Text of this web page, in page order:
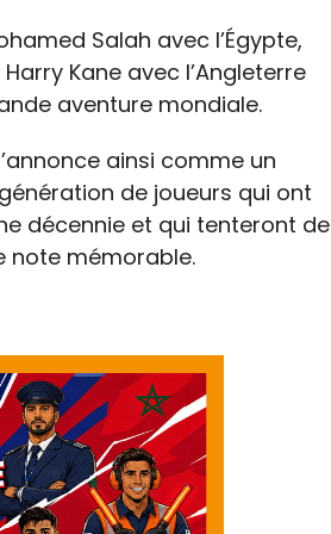
Salah avec l’Égypte,
Kane avec l’Angleterre
aventure mondiale.
ainsi comme un
de joueurs qui ont
décennie et qui tenteront de
note mémorable.